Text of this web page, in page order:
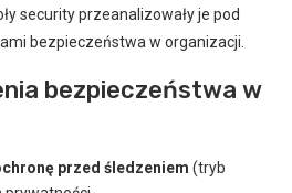
security przeanalizowały je pod
bezpieczeństwa w organizacji.
bezpieczeństwa w
przed śledzeniem (tryb